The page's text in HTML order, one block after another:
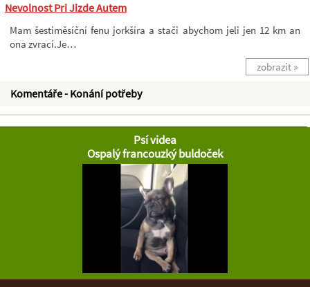
Nevolnost Pri Jizde Autem
Mam šestiměsíční fenu jorkšíra a stači abychom jeli jen 12 km an
ona zvrací.Je…
zobrazit »
Komentáře - Konání potřeby
Psí videa
Ospalý francouzký buldoček